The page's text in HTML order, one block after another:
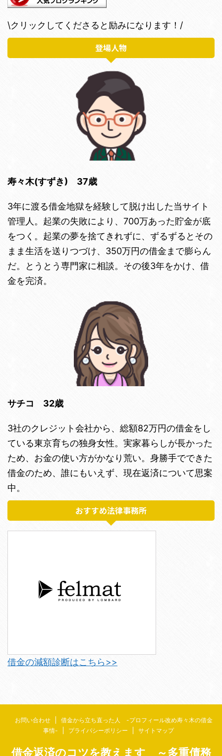
\クリックしてくださると励みになります！/
登場人物
寿々木(すずき) 37歳
3年に渡る借金地獄を経験して脱け出した当サイト
管理人。起業の失敗により、700万あった貯金が底
をつく。起業の夢を捨てきれずに、ずるずるとその
まま生活を送りつづけ、350万円の借金まで膨らん
だ。とうとう専門家に相談。その後3年をかけ、借
金を完済。
サチコ 32歳
3社のクレジット会社から、総額82万円の借金をし
ている東京育ちの独身女性。実家暮らしが長かった
ため、お金の使い方がかなり荒い。身勝手でできた
借金のため、誰にもいえず、現在返済について思案
中。
おすすめ法律事務所
借金の減額診断はこちら>>
お問い合わせ
借金から立ち直った人 -プロフィール改め寿々木の借金
事情-
プライバシーポリシー サイトマップ
借金返済のコツを教えます ～多重債務